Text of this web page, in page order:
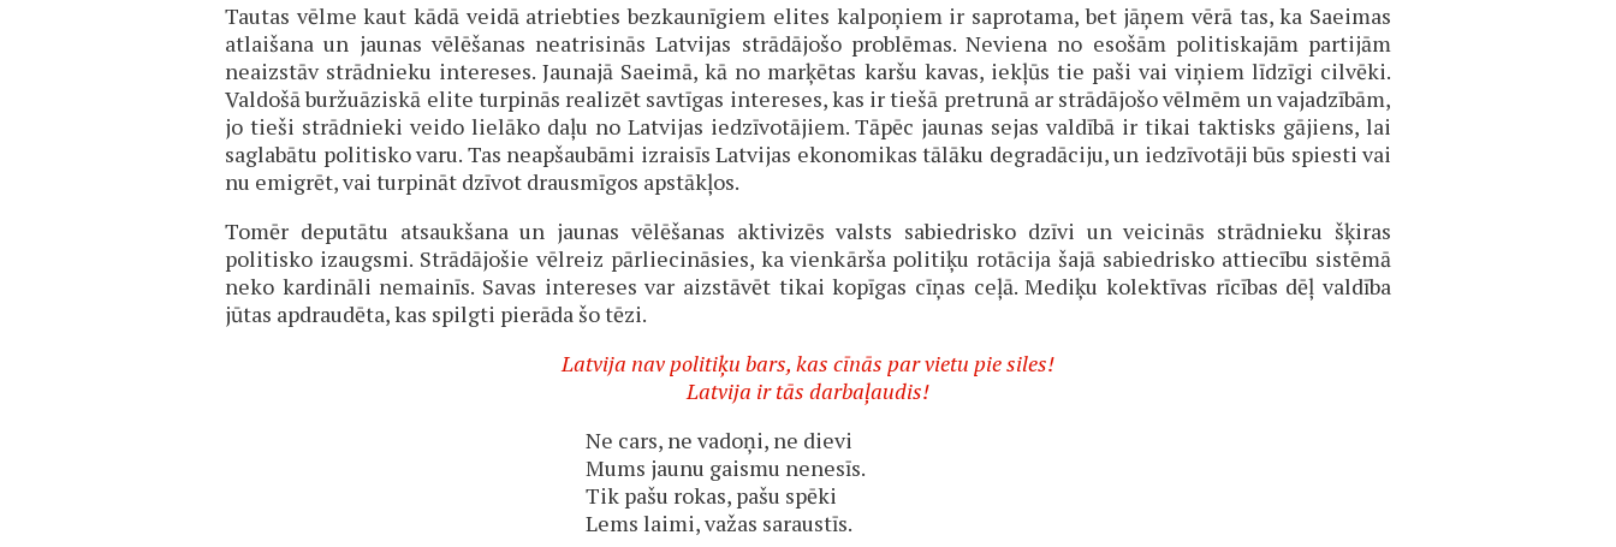
Tautas vēlme kaut kādā veidā atriebties bezkaunīgiem elites kalpoņiem ir saprotama, bet jāņem vērā tas, ka Saeimas
atlaišana un jaunas vēlēšanas neatrisinās Latvijas strādājošo problēmas. Neviena no esošām politiskajām partijām
neaizstāv strādnieku intereses. Jaunajā Saeimā, kā no marķētas karšu kavas, iekļūs tie paši vai viņiem līdzīgi cilvēki.
Valdošā buržuāziskā elite turpinās realizēt savtīgas intereses, kas ir tiešā pretrunā ar strādājošo vēlmēm un vajadzībām,
jo tieši strādnieki veido lielāko daļu no Latvijas iedzīvotājiem. Tāpēc jaunas sejas valdībā ir tikai taktisks gājiens, lai
saglabātu politisko varu. Tas neapšaubāmi izraisīs Latvijas ekonomikas tālāku degra­dāciju, un iedzīvotāji būs spiesti vai
nu emigrēt, vai turpināt dzīvot drausmīgos apstākļos.
Tomēr deputātu atsaukšana un jaunas vēlēšanas aktivizēs valsts sabiedrisko dzīvi un veicinās strādnieku šķiras
politisko izaugsmi. Strādājošie vēlreiz pārliecināsies, ka vienkārša politiķu rotācija šajā sabiedrisko attiecību sistēmā
neko kardināli nemainīs. Savas inte­reses var aizstāvēt tikai kopīgas cīņas ceļā. Mediķu kolektīvas rīcī­bas dēļ valdība
jūtas apdraudēta, kas spilgti pierāda šo tēzi.
Latvija nav politiķu bars, kas cīnās par vietu pie siles!
Latvija ir tās darbaļaudis!
Ne cars, ne vadoņi, ne dievi
Mums jaunu gaismu nenesīs.
Tik pašu rokas, pašu spēki
Lems laimi, važas saraustīs.